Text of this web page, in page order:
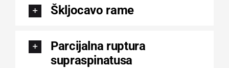
Škljocavo rame
Parcijalna ruptura
supraspinatusa